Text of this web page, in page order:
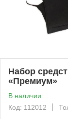
Набор
«Премиум»
В наличии
Код: 112012